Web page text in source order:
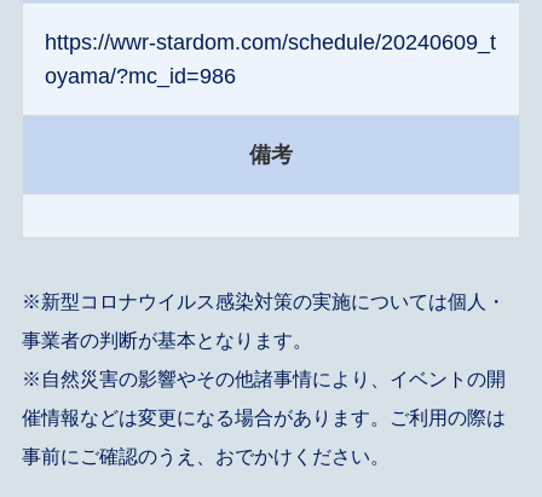
https://wwr-stardom.com/schedule/20240609_t
oyama/?mc_id=986
備考
※新型コロナウイルス感染対策の実施については個人・
事業者の判断が基本となります。
※自然災害の影響やその他諸事情により、イベントの開
催情報などは変更になる場合があります。ご利用の際は
事前にご確認のうえ、おでかけください。